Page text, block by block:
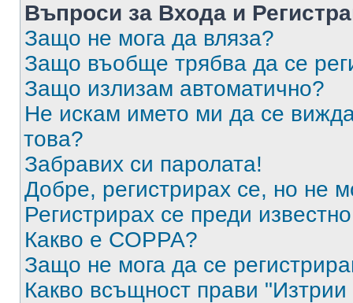
Въпроси за Входа и
Защо не мога да вляза?
Защо въобще трябва да се
Защо излизам автоматично?
Не искам името ми да се
това?
Забравих си паролата!
Добре, регистрирах се, но не
Регистрирах се преди
Какво е COPPA?
Защо не мога да се
Какво всъщност прави "Изтрии